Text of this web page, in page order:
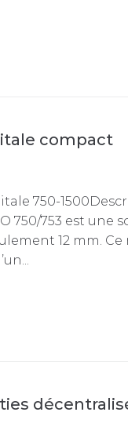
compact
750-
750/753 est une
12 mm.